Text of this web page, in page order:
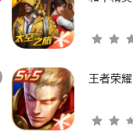
王者荣耀